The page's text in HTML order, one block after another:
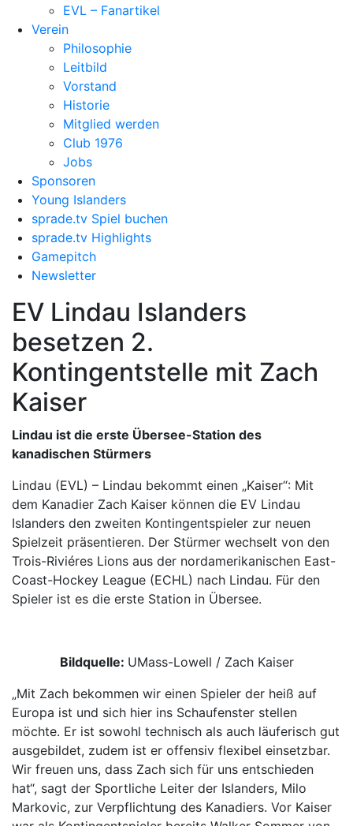
EVL – Fanartikel
Verein
Philosophie
Leitbild
Vorstand
Historie
Mitglied werden
Club 1976
Jobs
Sponsoren
Young Islanders
sprade.tv Spiel buchen
sprade.tv Highlights
Gamepitch
Newsletter
EV Lindau Islanders
besetzen 2.
Kontingentstelle mit Zach
Kaiser
Lindau ist die erste Übersee-Station des
kanadischen Stürmers
Lindau (EVL) – Lindau bekommt einen „Kaiser“: Mit
dem Kanadier Zach Kaiser können die EV Lindau
Islanders den zweiten Kontingentspieler zur neuen
Spielzeit präsentieren. Der Stürmer wechselt von den
Trois-Riviéres Lions aus der nordamerikanischen East-
Coast-Hockey League (ECHL) nach Lindau. Für den
Spieler ist es die erste Station in Übersee.
Bildquelle: UMass-Lowell / Zach Kaiser
„Mit Zach bekommen wir einen Spieler der heiß auf
Europa ist und sich hier ins Schaufenster stellen
möchte. Er ist sowohl technisch als auch läuferisch gut
ausgebildet, zudem ist er offensiv flexibel einsetzbar.
Wir freuen uns, dass Zach sich für uns entschieden
hat“, sagt der Sportliche Leiter der Islanders, Milo
Markovic, zur Verpflichtung des Kanadiers. Vor Kaiser